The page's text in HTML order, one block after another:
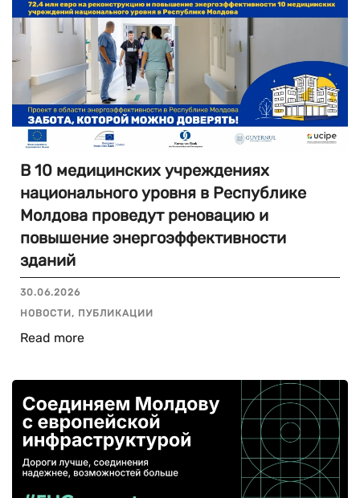
В 10 медицинских учреждениях
национального уровня в Республике
Молдова проведут реновацию и
повышение энергоэффективности
зданий
30.06.2026
НОВОСТИ, ПУБЛИКАЦИИ
Read more